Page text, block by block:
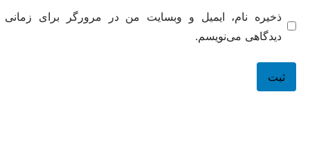
نام، ایمیل و وبسایت من در مرورگر برای زمانی که دوباره
می‌نویسم.